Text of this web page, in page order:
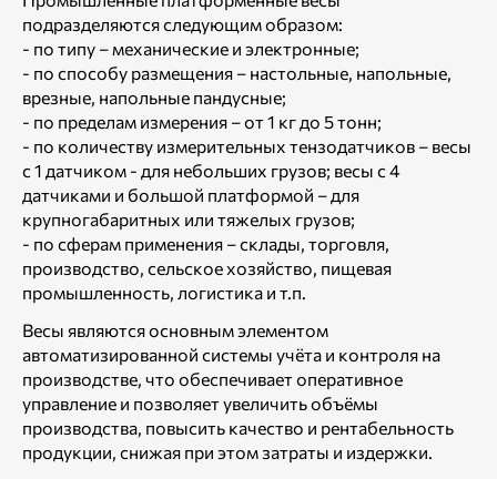
подразделяются следующим образом:
- по типу – механические и электронные;
- по способу размещения – настольные, напольные,
врезные, напольные пандусные;
- по пределам измерения – от 1 кг до 5 тонн;
- по количеству измерительных тензодатчиков – весы
с 1 датчиком - для небольших грузов; весы с 4
датчиками и большой платформой – для
крупногабаритных или тяжелых грузов;
- по сферам применения – склады, торговля,
производство, сельское хозяйство, пищевая
промышленность, логистика и т.п.
Весы являются основным элементом
автоматизированной системы учёта и контроля на
производстве, что обеспечивает оперативное
управление и позволяет увеличить объёмы
производства, повысить качество и рентабельность
продукции, снижая при этом затраты и издержки.